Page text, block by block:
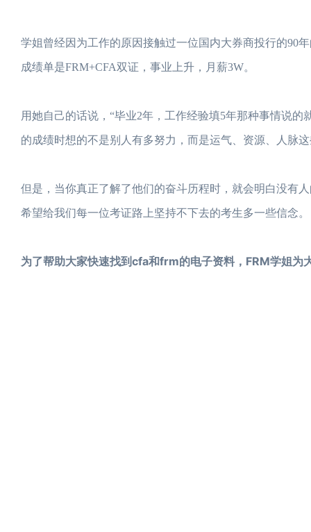
学姐曾经因为工作的原因接触过一位国内大券商投行的90
成绩单是FRM+CFA双证，事业上升，月薪3W。
用她自己的话说，“毕业2年，工作经验填5年那种事情说
的成绩时想的不是别人有多努力，而是运气、资源、人脉
但是，当你真正了解了他们的奋斗历程时，就会明白没有
希望给我们每一位考证路上坚持不下去的考生多一些信念。
为了帮助大家快速找到cfa和frm的电子资料，FRM学姐为